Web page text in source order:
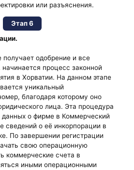
или разъяснения.
Этап 6
получает одобрение и все
процесс законной
в Хорватии. На данном этапе
уникальный
благодаря которому оно
лица. Эта процедура
данных о фирме в Коммерческий
сведений о её инкорпорации в
По завершении регистрации
свою операционную
коммерческие счета в
иными операционными